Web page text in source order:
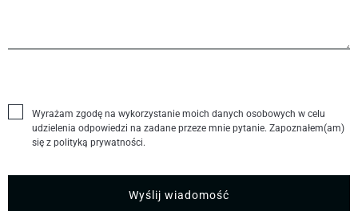
Wyrażam zgodę na wykorzystanie moich danych osobowych w celu
udzielenia odpowiedzi na zadane przeze mnie pytanie. Zapoznałem(am)
się z polityką prywatności.